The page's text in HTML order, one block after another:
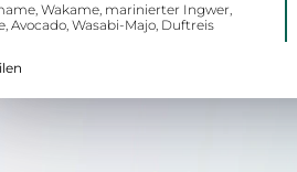
Wakame, marinierter Ingwer,
Avocado, Wasabi-Majo, Duftreis